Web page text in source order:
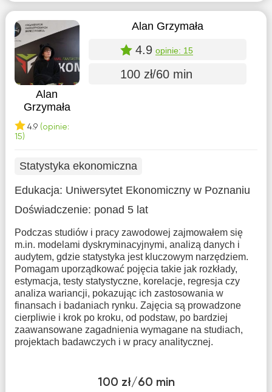
Alan
Grzymała
4.9 (opinie:
15)
Alan Grzymała
4.9 opinie: 15
100 zł/60 min
Statystyka ekonomiczna
Edukacja: Uniwersytet Ekonomiczny w Poznaniu
Doświadczenie: ponad 5 lat
Podczas studiów i pracy zawodowej zajmowałem się
m.in. modelami dyskryminacyjnymi, analizą danych i
audytem, gdzie statystyka jest kluczowym narzędziem.
Pomagam uporządkować pojęcia takie jak rozkłady,
estymacja, testy statystyczne, korelacje, regresja czy
analiza wariancji, pokazując ich zastosowania w
finansach i badaniach rynku. Zajęcia są prowadzone
cierpliwie i krok po kroku, od podstaw, po bardziej
zaawansowane zagadnienia wymagane na studiach,
projektach badawczych i w pracy analitycznej.
100 zł/60 min